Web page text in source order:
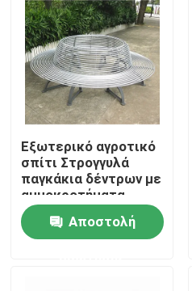
Σπίτι
Προϊόντα
Εξωτερικό αγροτικό
σπίτι Στρογγυλά
παγκάκια δέντρων με
αμμοκροτήματα
ψευδαργύρου
ψεκασμούΑποστολή